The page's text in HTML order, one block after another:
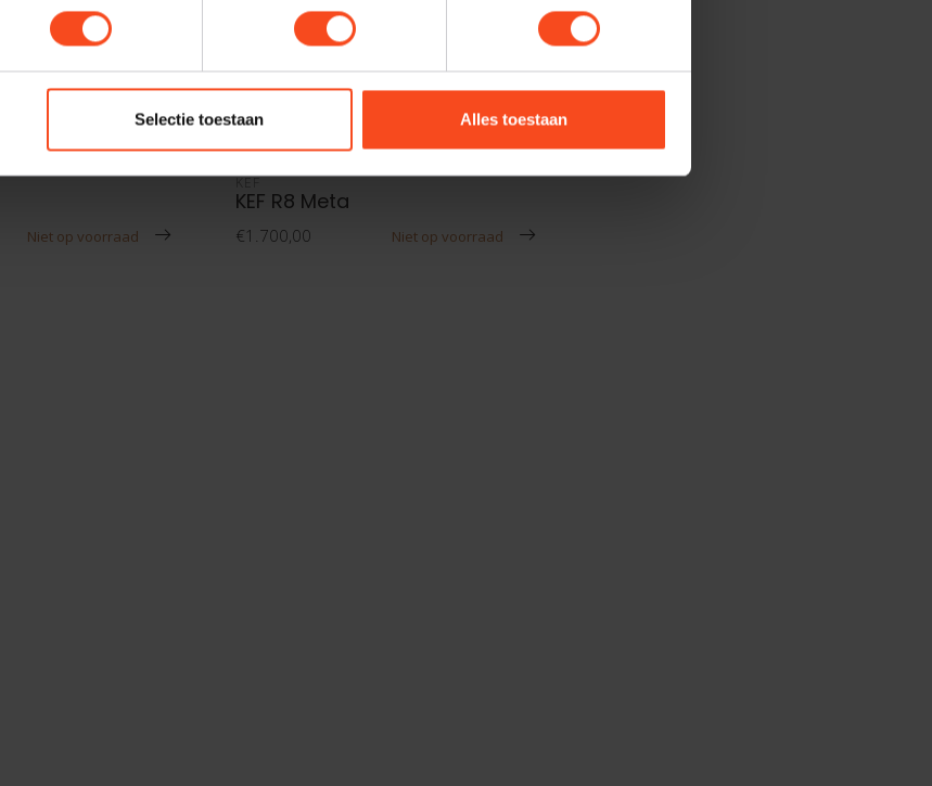
Selectie toestaan Alles toestaan
Niet op voorraad
KEF
KEF R8 Meta
€1.700,00 Niet op voorraad